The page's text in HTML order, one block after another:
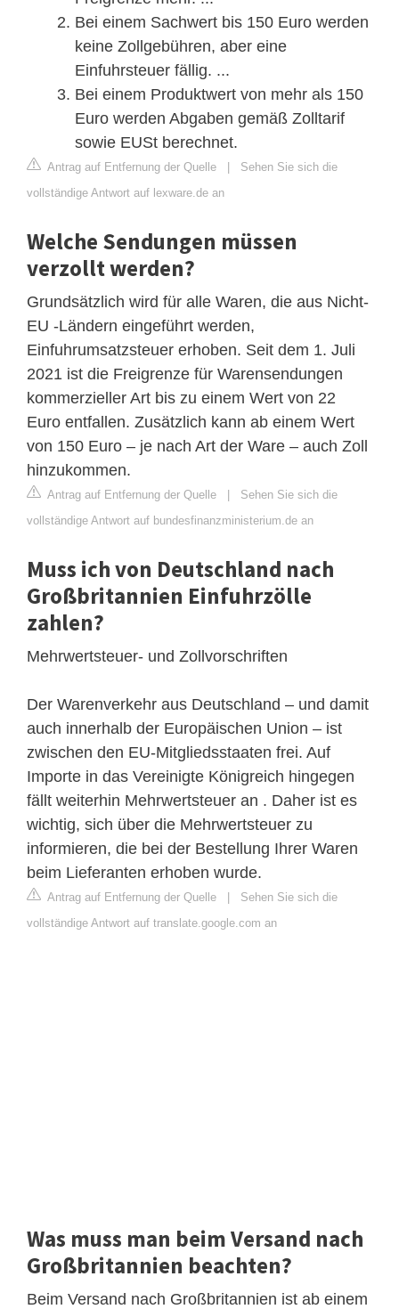
Bei einem Sachwert bis 150 Euro werden
keine Zollgebühren, aber eine
Einfuhrsteuer fällig. ...
Bei einem Produktwert von mehr als 150
Euro werden Abgaben gemäß Zolltarif
sowie EUSt berechnet.
Antrag auf Entfernung der Quelle | Sehen Sie sich die
vollständige Antwort auf lexware.de an
Welche Sendungen müssen
verzollt werden?
Grundsätzlich wird für alle Waren, die aus Nicht-
EU -Ländern eingeführt werden,
Einfuhrumsatzsteuer erhoben. Seit dem 1. Juli
2021 ist die Freigrenze für Warensendungen
kommerzieller Art bis zu einem Wert von 22
Euro entfallen. Zusätzlich kann ab einem Wert
von 150 Euro – je nach Art der Ware – auch Zoll
hinzukommen.
Antrag auf Entfernung der Quelle | Sehen Sie sich die
vollständige Antwort auf bundesfinanzministerium.de an
Muss ich von Deutschland nach
Großbritannien Einfuhrzölle
zahlen?
Mehrwertsteuer- und Zollvorschriften
Der Warenverkehr aus Deutschland – und damit
auch innerhalb der Europäischen Union – ist
zwischen den EU-Mitgliedsstaaten frei. Auf
Importe in das Vereinigte Königreich hingegen
fällt weiterhin Mehrwertsteuer an . Daher ist es
wichtig, sich über die Mehrwertsteuer zu
informieren, die bei der Bestellung Ihrer Waren
beim Lieferanten erhoben wurde.
Antrag auf Entfernung der Quelle | Sehen Sie sich die
vollständige Antwort auf translate.google.com an
Was muss man beim Versand nach
Großbritannien beachten?
Beim Versand nach Großbritannien ist ab einem